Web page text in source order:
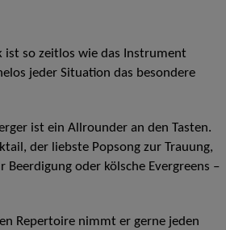
ist so zeitlos wie das Instrument
jeder Situation das besondere
ist ein Allrounder an den Tasten.
der liebste Popsong zur Trauung,
Beerdigung oder kölsche Evergreens –
Repertoire nimmt er gerne jeden